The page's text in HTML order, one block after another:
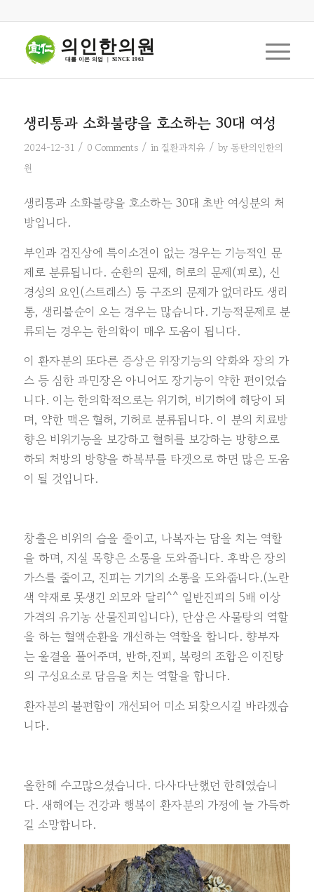
의인한의원
대를 이은 의업  |  SINCE 1963
생리통과 소화불량을 호소하는 30대 여성
2024-12-31 / 0 Comments / in 질환과치유 / by 동탄의인한의
원
생리통과 소화불량을 호소하는 30대 초반 여성분의 처
방입니다.
부인과 검진상에 특이소견이 없는 경우는 기능적인 문
제로 분류됩니다. 순환의 문제, 허로의 문제(피로), 신
경성의 요인(스트레스) 등 구조의 문제가 없더라도 생리
통, 생리불순이 오는 경우는 많습니다. 기능적문제로 분
류되는 경우는 한의학이 매우 도움이 됩니다.
이 환자분의 또다른 증상은 위장기능의 약화와 장의 가
스 등 심한 과민장은 아니어도 장기능이 약한 편이었습
니다. 이는 한의학적으로는 위기허, 비기허에 해당이 되
며, 약한 맥은 혈허, 기허로 분류됩니다. 이 분의 치료방
향은 비위기능을 보강하고 혈허를 보강하는 방향으로
하되 처방의 방향을 하복부를 타겟으로 하면 많은 도움
이 될 것입니다.
창출은 비위의 습을 줄이고, 나복자는 담을 치는 역할
을 하며, 지실 목향은 소통을 도와줍니다. 후박은 장의
가스를 줄이고, 진피는 기기의 소통을 도와줍니다.(노란
색 약재로 못생긴 외모와 달리^^ 일반진피의 5배 이상
가격의 유기농 산물진피입니다), 단삼은 사물탕의 역할
을 하는 혈액순환을 개선하는 역할을 합니다. 향부자
는 울결을 풀어주며, 반하,진피, 복령의 조합은 이진탕
의 구성요소로 담음을 치는 역할을 합니다.
환자분의 불편함이 개선되어 미소 되찾으시길 바라겠습
니다.
올한해 수고많으셨습니다. 다사다난했던 한해였습니
다. 새해에는 건강과 행복이 환자분의 가정에 늘 가득하
길 소망합니다.